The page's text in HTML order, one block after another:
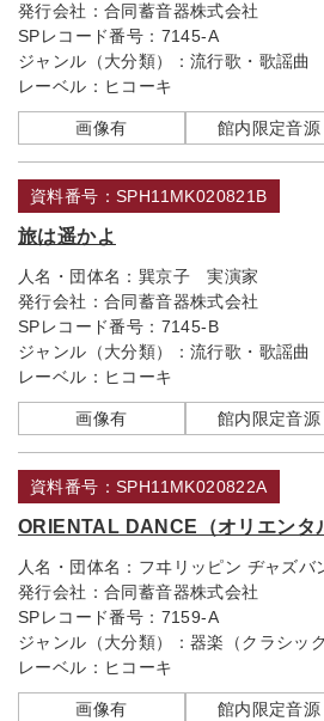
発行会社： 合同蓄音器株式会社
SPレコード番号： 7145-A
ジャンル（大分類）： 流行歌・歌謡曲
レーベル： ヒコーキ
画像有 館内限定音源
資料番号：SPH11MK020821B
旅は遥かよ
人名・団体名： 巽京子 実演家
発行会社： 合同蓄音器株式会社
SPレコード番号： 7145-B
ジャンル（大分類）： 流行歌・歌謡曲
レーベル： ヒコーキ
画像有 館内限定音源
資料番号：SPH11MK020822A
ORIENTAL DANCE（オリエンタ
人名・団体名： フヰリッピン ヂャズ
発行会社： 合同蓄音器株式会社
SPレコード番号： 7159-A
ジャンル（大分類）： 器楽（クラシッ
レーベル： ヒコーキ
画像有 館内限定音源